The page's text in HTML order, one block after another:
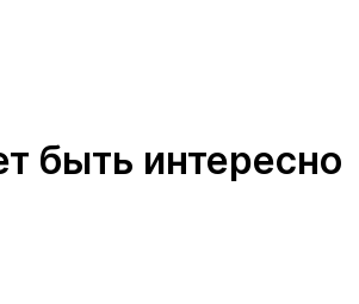
быть интересно